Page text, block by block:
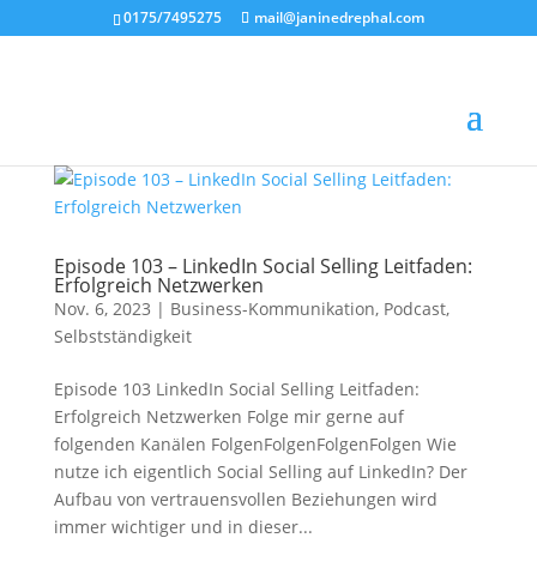
0175/7495275 mail@janinedrephal.com
Episode 103 – LinkedIn Social Selling Leitfaden:
Erfolgreich Netzwerken
Nov. 6, 2023 | Business-Kommunikation, Podcast,
Selbstständigkeit
Episode 103 LinkedIn Social Selling Leitfaden:
Erfolgreich Netzwerken Folge mir gerne auf
folgenden Kanälen FolgenFolgenFolgenFolgen Wie
nutze ich eigentlich Social Selling auf LinkedIn? Der
Aufbau von vertrauensvollen Beziehungen wird
immer wichtiger und in dieser...